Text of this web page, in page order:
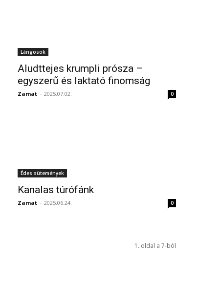
Lángosok
Aludttejes krumpli prósza –
egyszerű és laktató finomság
Zamat - 2025.07.02. 0
Édes sütemények
Kanalas túrófánk
Zamat - 2025.06.24. 0
1. oldal a 7-ból